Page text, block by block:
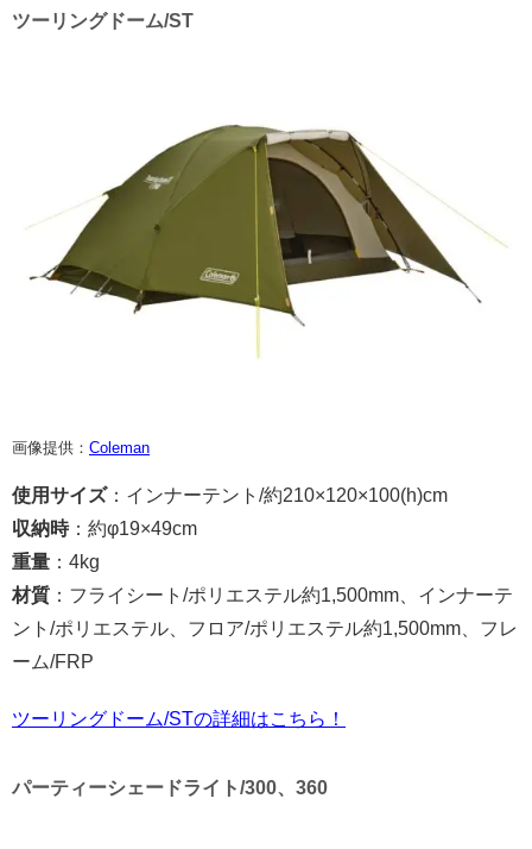
ツーリングドーム/ST
画像提供： Coleman
使用サイズ：インナーテント/約210×120×100(h)cm
収納時：約φ19×49cm
重量 ：4kg
材質 ：フライシート/ポリエステル約1,500mm、インナーテ
ント/ポリエステル、フロア/ポリエステル約1,500mm、フレ
ーム/FRP
ツーリングドーム/STの詳細はこちら！
パーティーシェードライト/300、360